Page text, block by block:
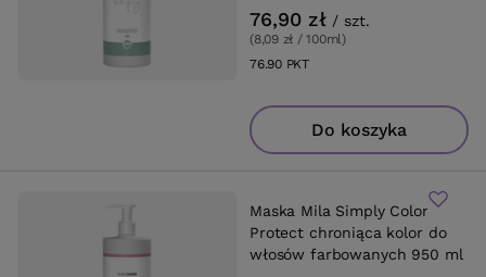
76,90 zł / szt.
(8,09 zł / 100ml)
76.90PKTpunktów
Do koszyka
Maska Mila Simply Color
Protect chroniąca kolor do
włosów farbowanych 950 ml